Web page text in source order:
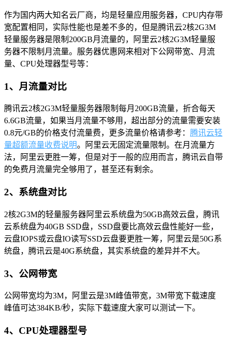
作为国内两大知名云厂商，均是轻量应用服务器，CPU内存带
宽配置相同，实际性能也是差不多的，但是腾讯云2核2G3M
轻量服务器是限制200GB月流量的，阿里云2核2G3M轻量服
务器不限制月流量。服务器优惠网来相对下公网带宽、月流
量、CPU处理器型号等：
1、月流量对比
腾讯云2核2G3M轻量服务器限制每月200GB流量，折合每天
6.6GB流量，如果当月流量不够用，超出部分的流量需要安装
0.8元/GB的价格支付流量费，更多流量价格请参考： 腾讯云轻
量超额流量收费说明。阿里云无固定流量限制。在月流量方
法，阿里云更胜一筹，但是对于一般的应用而言，腾讯云自带
的免费月流量完全够用了，甚至还有剩余。
2、系统盘对比
2核2G3M的轻量服务器阿里云系统盘为50GB高效云盘，腾讯
云系统盘为40GB SSD盘，SSD盘要比高效云盘性能好一些，
云盘IOPS或云盘IO读写SSD云盘要更胜一筹，阿里云是50G系
统盘，腾讯云是40G系统盘，其实系统盘的差异并不大。
3、公网带宽
公网带宽均为3M，阿里云是3M峰值带宽，3M带宽下载速度
峰值可达384KB/秒，实际下载速度大家可以测试一下。
4、CPU处理器型号